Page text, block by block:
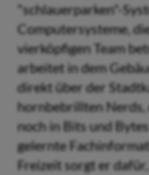
"schlauerparken"-
Computersysteme,
vierköpfigen Team
arbeitet in dem
direkt über der
hornbebrillten Nerds,
noch in Bits und
gelernte
Freizeit sorgt er